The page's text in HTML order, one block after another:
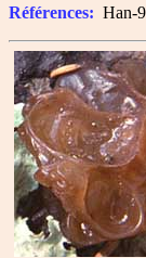
Références: Han-